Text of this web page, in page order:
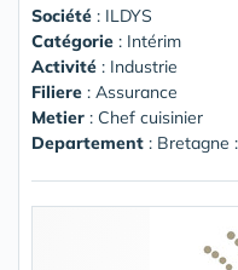
Société : ILDYS
Catégorie : Intérim
Activité : Industrie
Filiere : Assurance
Metier : Chef cuisinier
Departement : Bretagne